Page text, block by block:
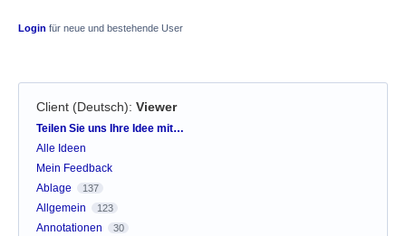
Login für neue und bestehende User
Client (Deutsch): Viewer
Kategorien
Teilen Sie uns Ihre Idee mit…
Alle Ideen
Mein Feedback
Ablage
137
Allgemein 123
Annotationen 30